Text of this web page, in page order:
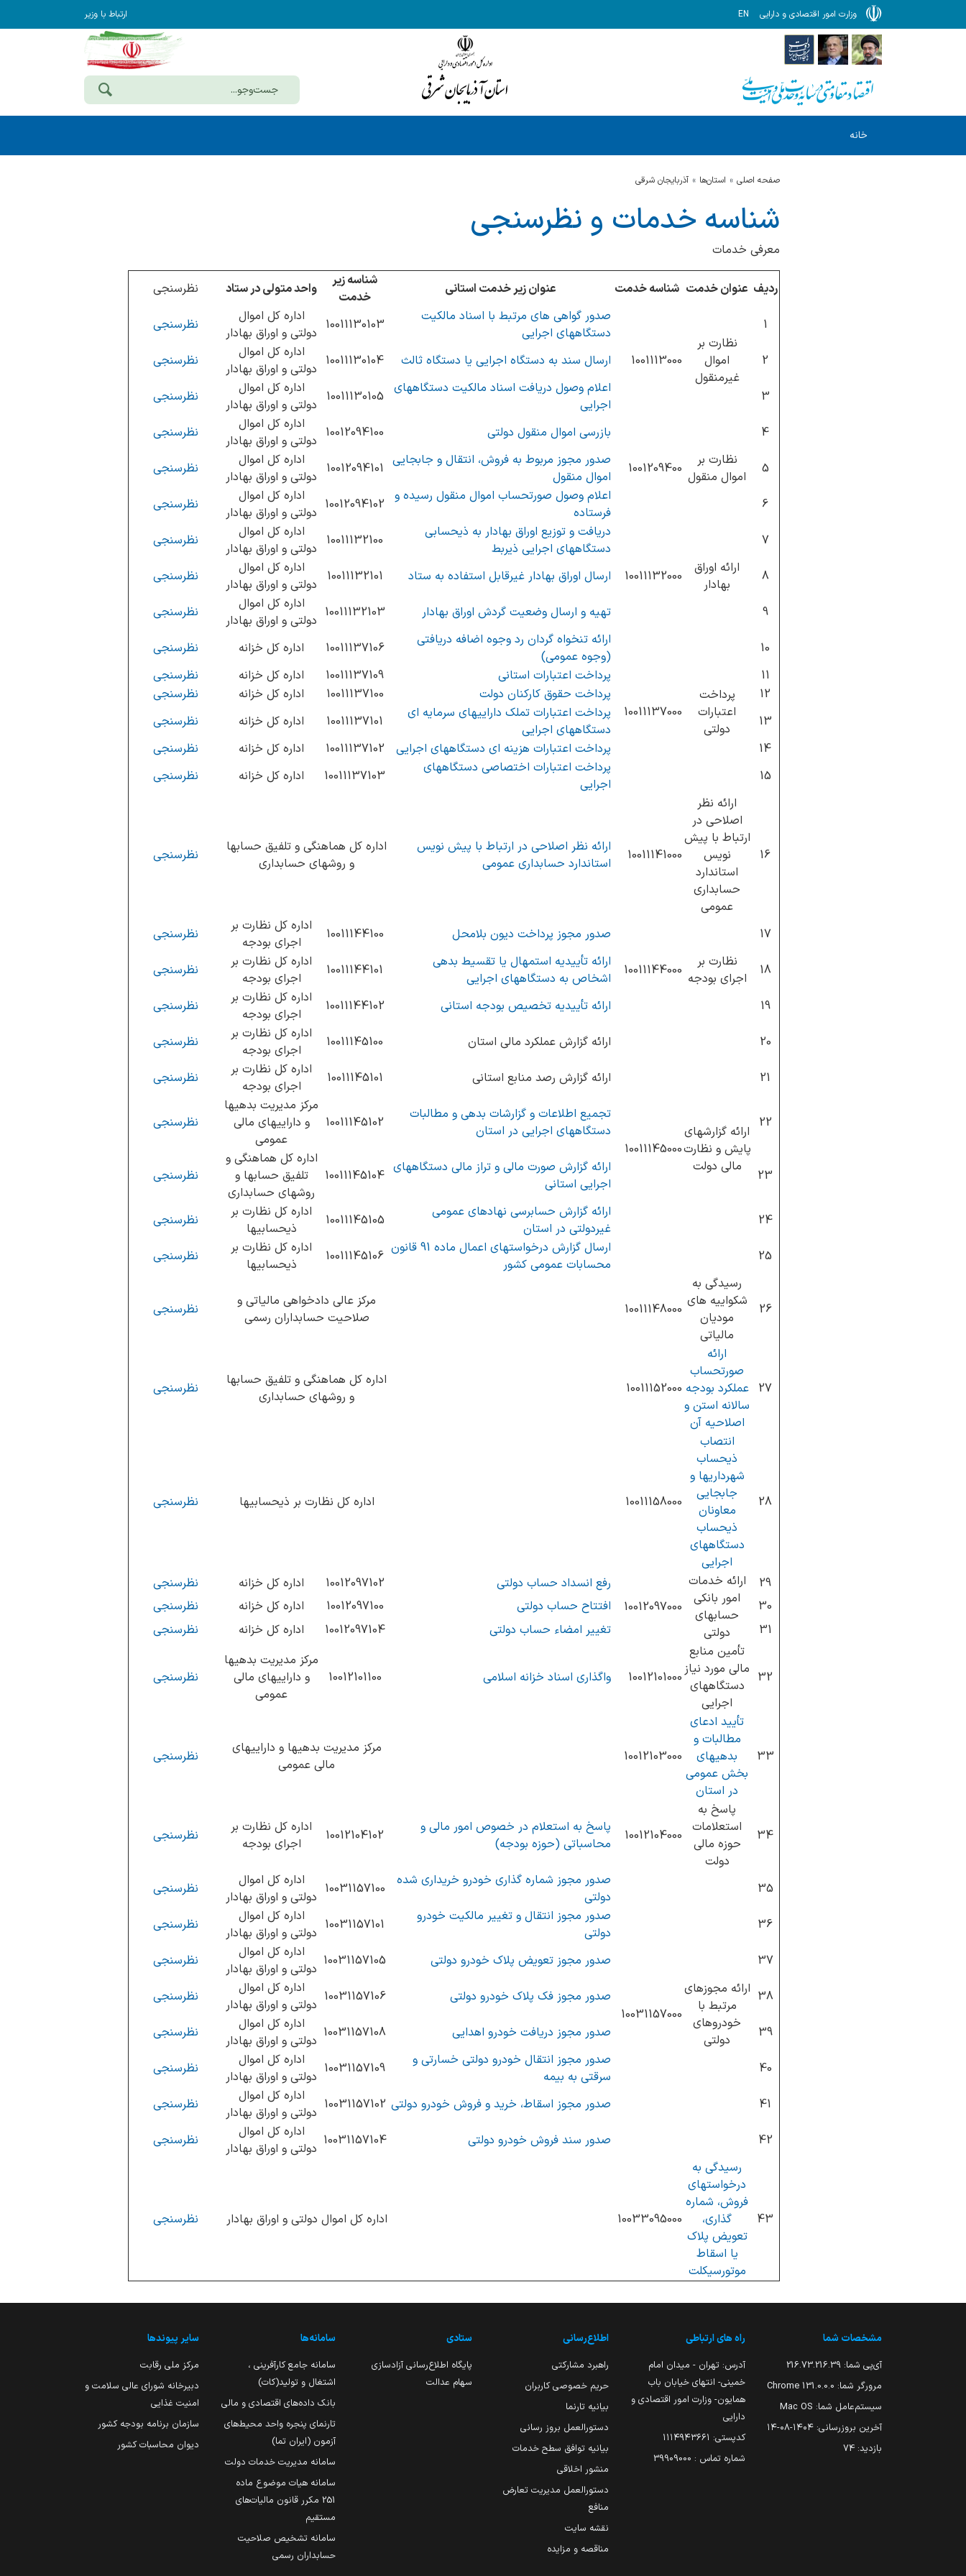
وزارت امور اقتصادی و دارایی EN ارتباط با وزیر
خانه
صفحه اصلی استان‌ها آذربايجان شرقي
شناسه خدمات و نظرسنجی
معرفی خدمات
ردیف عنوان خدمت شناسه خدمت عنوان زیر خدمت استانی
شناسه زیر
خدمت
واحد متولی در ستاد نظرسنجی
1
نظارت بر
اموال
غیرمنقول
1001113000
صدور گواهی های مرتبط با اسناد مالکیت
دستگاههای اجرایی
10011130103
اداره کل اموال
دولتی و اوراق بهادار
نظرسنجی
2 ارسال سند به دستگاه اجرایی یا دستگاه ثالث 10011130104
اداره کل اموال
دولتی و اوراق بهادار
نظرسنجی
3
اعلام وصول دریافت اسناد مالکیت دستگاههای
اجرایی
10011130105
اداره کل اموال
دولتی و اوراق بهادار
نظرسنجی
4
نظارت بر
اموال منقول 1001209400
بازرسی اموال منقول دولتی 10012094100
اداره کل اموال
دولتی و اوراق بهادار
نظرسنجی
5
صدور مجوز مربوط به فروش، انتقال و جابجایی
اموال منقول
10012094101
اداره کل اموال
دولتی و اوراق بهادار
نظرسنجی
6
اعلام وصول صورتحساب اموال منقول رسیده و
فرستاده
10012094102
اداره کل اموال
دولتی و اوراق بهادار
نظرسنجی
7
ارائه اوراق
بهادار
10011132000
دریافت و توزیع اوراق بهادار به ذیحسابی
دستگاههای اجرایی ذیربط
10011132100
اداره کل اموال
دولتی و اوراق بهادار
نظرسنجی
8 ارسال اوراق بهادار غیرقابل استفاده به ستاد 10011132101
اداره کل اموال
دولتی و اوراق بهادار
نظرسنجی
9 تهیه و ارسال وضعیت گردش اوراق بهادار 10011132103
اداره کل اموال
دولتی و اوراق بهادار
نظرسنجی
10
پرداخت
اعتبارات
دولتی
10011137000
ارائه تنخواه گردان رد وجوه اضافه دریافتی
(وجوه عمومی)
10011137106 اداره کل خزانه
نظرسنجی
11
پرداخت اعتبارات استانی 10011137109 اداره کل خزانه
نظرسنجی
12
پرداخت حقوق کارکنان دولت 10011137100 اداره کل خزانه
نظرسنجی
13
پرداخت اعتبارات تملک داراییهای سرمایه ای
دستگاههای اجرایی
10011137101 اداره کل خزانه
نظرسنجی
14
پرداخت اعتبارات هزینه ای دستگاههای اجرایی 10011137102 اداره کل خزانه
نظرسنجی
15
پرداخت اعتبارات اختصاصی دستگاههای
اجرایی
10011137103 اداره کل خزانه نظرسنجی
16
ارائه نظر
اصلاحی در
ارتباط با پیش
نویس
استاندارد
حسابداری
عمومی
10011141000
ارائه نظر اصلاحی در ارتباط با پیش نویس
استاندارد حسابداری عمومی
اداره کل هماهنگی و تلفیق حسابها
و روشهای حسابداری
نظرسنجی
17
نظارت بر
اجرای بودجه 10011144000
صدور مجوز پرداخت دیون بلامحل 10011144100
اداره کل نظارت بر
اجرای بودجه
نظرسنجی
18
ارائه تأییدیه استمهال یا تقسیط بدهی
اشخاص به دستگاههای اجرایی
10011144101
اداره کل نظارت بر
اجرای بودجه
نظرسنجی
19 ارائه تأییدیه تخصیص بودجه استانی 10011144102
اداره کل نظارت بر
اجرای بودجه
نظرسنجی
20
ارائه گزارشهای
پایش و نظارت
مالی دولت
10011145000
ارائه گزارش عملکرد مالی استان 10011145100
اداره کل نظارت بر
اجرای بودجه
نظرسنجی
21 ارائه گزارش رصد منابع استانی 10011145101
اداره کل نظارت بر
اجرای بودجه
نظرسنجی
22
تجمیع اطلاعات و گزارشات بدهی و مطالبات
دستگاههای اجرایی در استان
10011145102
مرکز مدیریت بدهیها
و داراییهای مالی
عمومی
نظرسنجی
23
ارائه گزارش صورت مالی و تراز مالی دستگاههای
اجرایی استانی
10011145104
اداره کل هماهنگی و
تلفیق حسابها و
روشهای حسابداری
نظرسنجی
24
ارائه گزارش حسابرسی نهادهای عمومی
غیردولتی در استان
10011145105
اداره کل نظارت بر
ذیحسابیها
نظرسنجی
25
ارسال گزارش درخواستهای اعمال ماده 91 قانون
محسابات عمومی کشور
10011145106
اداره کل نظارت بر
ذیحسابیها
نظرسنجی
26
رسیدگی به
شکواییه های
مودیان
مالیاتی
10011148000
مرکز عالی دادخواهی مالیاتی و
صلاحیت حسابداران رسمی
نظرسنجی
27
ارائه
صورتحساب
عملکرد بودجه
سالانه استن و
اصلاحیه آن
10011152000
اداره کل هماهنگی و تلفیق حسابها
و روشهای حسابداری
نظرسنجی
28
انتصاب
ذیحساب
شهرداریها و
جابجایی
معاونان
ذیحساب
دستگاههای
اجرایی
10011158000 اداره کل نظارت بر ذیحسابیها نظرسنجی
29
ارائه خدمات
امور بانکی
حسابهای
دولتی
10012097000
رفع انسداد حساب دولتی 10012097102 اداره کل خزانه
نظرسنجی
30
افتتاح حساب دولتی 10012097100 اداره کل خزانه
نظرسنجی
31
تغییر امضاء حساب دولتی 10012097104 اداره کل خزانه نظرسنجی
32
تأمین منابع
مالی مورد نیاز
دستگاههای
اجرایی
10012101000 واگذاری اسناد خزانه اسلامی 10012101100
مرکز مدیریت بدهیها
و داراییهای مالی
عمومی
نظرسنجی
33
تأیید ادعای
مطالبات و
بدهیهای
بخش عمومی
در استان
10012103000
مرکز مدیریت بدهیها و داراییهای
مالی عمومی
نظرسنجی
34
پاسخ به
استعلامات
حوزه مالی
دولت
10012104000
پاسخ به استعلام در خصوص امور مالی و
محاسباتی (حوزه بودجه)
10012104102
اداره کل نظارت بر
اجرای بودجه
نظرسنجی
35
ارائه مجوزهای
مرتبط با
خودروهای
دولتی
10031157000
صدور مجوز شماره گذاری خودرو خریداری شده
دولتی
10031157100
اداره کل اموال
دولتی و اوراق بهادار
نظرسنجی
36
صدور مجوز انتقال و تغییر مالکیت خودرو
دولتی
10031157101
اداره کل اموال
دولتی و اوراق بهادار
نظرسنجی
37 صدور مجوز تعویض پلاک خودرو دولتی 10031157105
اداره کل اموال
دولتی و اوراق بهادار
نظرسنجی
38 صدور مجوز فک پلاک خودرو دولتی 10031157106
اداره کل اموال
دولتی و اوراق بهادار
نظرسنجی
39 صدور مجوز دریافت خودرو اهدایی 10031157108
اداره کل اموال
دولتی و اوراق بهادار
نظرسنجی
40
صدور مجوز انتقال خودرو دولتی خسارتی و
سرقتی به بیمه
10031157109
اداره کل اموال
دولتی و اوراق بهادار
نظرسنجی
41 صدور مجوز اسقاط، خرید و فروش خودرو دولتی 10031157102
اداره کل اموال
دولتی و اوراق بهادار
نظرسنجی
42 صدور سند فروش خودرو دولتی 10031157104
اداره کل اموال
دولتی و اوراق بهادار
نظرسنجی
43
رسیدگی به
درخواستهای
فروش، شماره
گذاری،
تعویض پلاک
یا اسقاط
موتورسیکلت
10033095000 اداره کل اموال دولتی و اوراق بهادار نظرسنجی
مشخصات شما
آی‌پی شما: 216.73.216.39
مرورگر شما: 131.0.0.0 Chrome
سیستم‌عامل شما: Mac OS
آخرین بروزرسانی: ۱۴۰۴-۰۸-۱۴
بازدید: 74
راه های ارتباطی
آدرس: تهران - میدان امام
خمینی- انتهای خیابان باب
همایون- وزارت امور اقتصادی و
دارایی
کدپستی: ۱۱۱۴۹۴۳۶۶۱
شماره تماس : 39909000
اطلاع‌رسانی
راهبرد مشارکتی
حریم خصوصی کاربران
بیانیه تارنما
دستورالعمل بروز رسانی
بیانیه توافق سطح خدمات
منشور اخلاقی
دستورالعمل مدیریت تعارض
منافع
نقشه سایت
مناقصه و مزایده
ستادی
پایگاه اطلاع‌رسانی آزادسازی
سهام عدالت
سامانه‌ها
سامانه جامع کارآفرینی ،
اشتغال و تولید(کات)
بانک داده‌های اقتصادی و مالی
تارنمای پنجره واحد محیط‌های
آزمون (ایران تما)
سامانه مدیریت خدمات دولت
سامانه هیات موضوع ماده
251 مکرر قانون مالیات‌های
مستقیم
سامانه تشخیص صلاحیت
حسابداران رسمی
سایر پیوندها
مرکز ملی رقابت
دبیرخانه شورای عالی سلامت و
امنیت غذایی
سازمان برنامه بودجه کشور
دیوان محاسبات کشور